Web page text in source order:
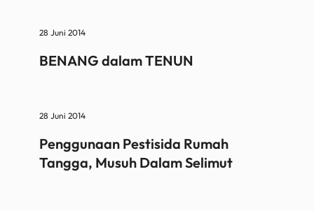
28 Juni 2014
BENANG dalam TENUN
28 Juni 2014
Penggunaan Pestisida Rumah
Tangga, Musuh Dalam Selimut